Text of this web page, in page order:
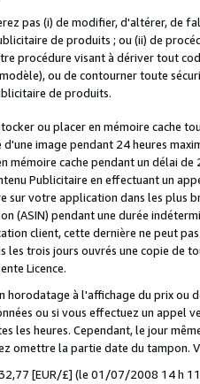
pas (i) de modifier, d'altérer, de
de produits ; ou (ii) de
procédure visant à dériver tout
ou de contourner toute
de produits.
ou placer en mémoire cache
image pendant 24 heures
mémoire cache pendant un délai
Publicitaire en effectuant un
sur votre application dans les plus
(ASIN) pendant une durée
client, cette dernière ne peut
les trois jours ouvrés une copie de
Licence.
horodatage à l'affichage du prix
ou si vous effectuez un appel
les heures. Cependant, le jour
omettre la partie date du tampon.
[EUR/£] (le 01/07/2008 14 h